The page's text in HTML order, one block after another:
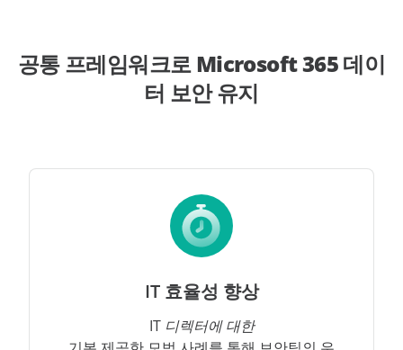
공통 프레임워크로 Microsoft 365 데이
터 보안 유지
IT 효율성 향상
IT 디렉터에 대한